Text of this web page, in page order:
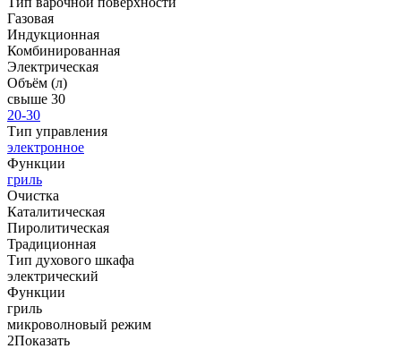
Газовая
Индукционная
Комбинированная
Электрическая
Объём (л)
свыше 30
20-30
Тип управления
электронное
Функции
гриль
Очистка
Каталитическая
Пиролитическая
Традиционная
Тип духового шкафа
электрический
Функции
гриль
микроволновый режим
2Показать